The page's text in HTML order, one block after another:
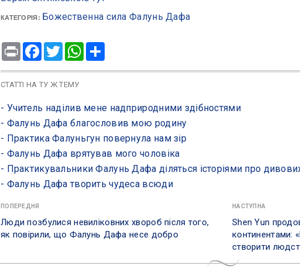
КАТЕГОРІЯ: Божественна сила Фалунь Дафа
Print Facebook
TwitterWhatsApp
СТАТТІ НА ТУ Ж ТЕМУ
- ​Учитель наділив мене надприродними здібностями
- ​Фалунь Дафа благословив мою родину
- ​Практика Фалуньгун повернула нам зір
- ​Фалунь Дафа врятував мого чоловіка
- ​Практикувальники Фалунь Дафа діляться історіями про
- Фалунь Дафа творить чудеса всюди
ПОПЕРЕДНЯ
Люди позбулися невиліковних хвороб після того,
як повірили, що Фалунь Дафа несе добро
НАСТУПНА
Shen Yun
континентами:
створити